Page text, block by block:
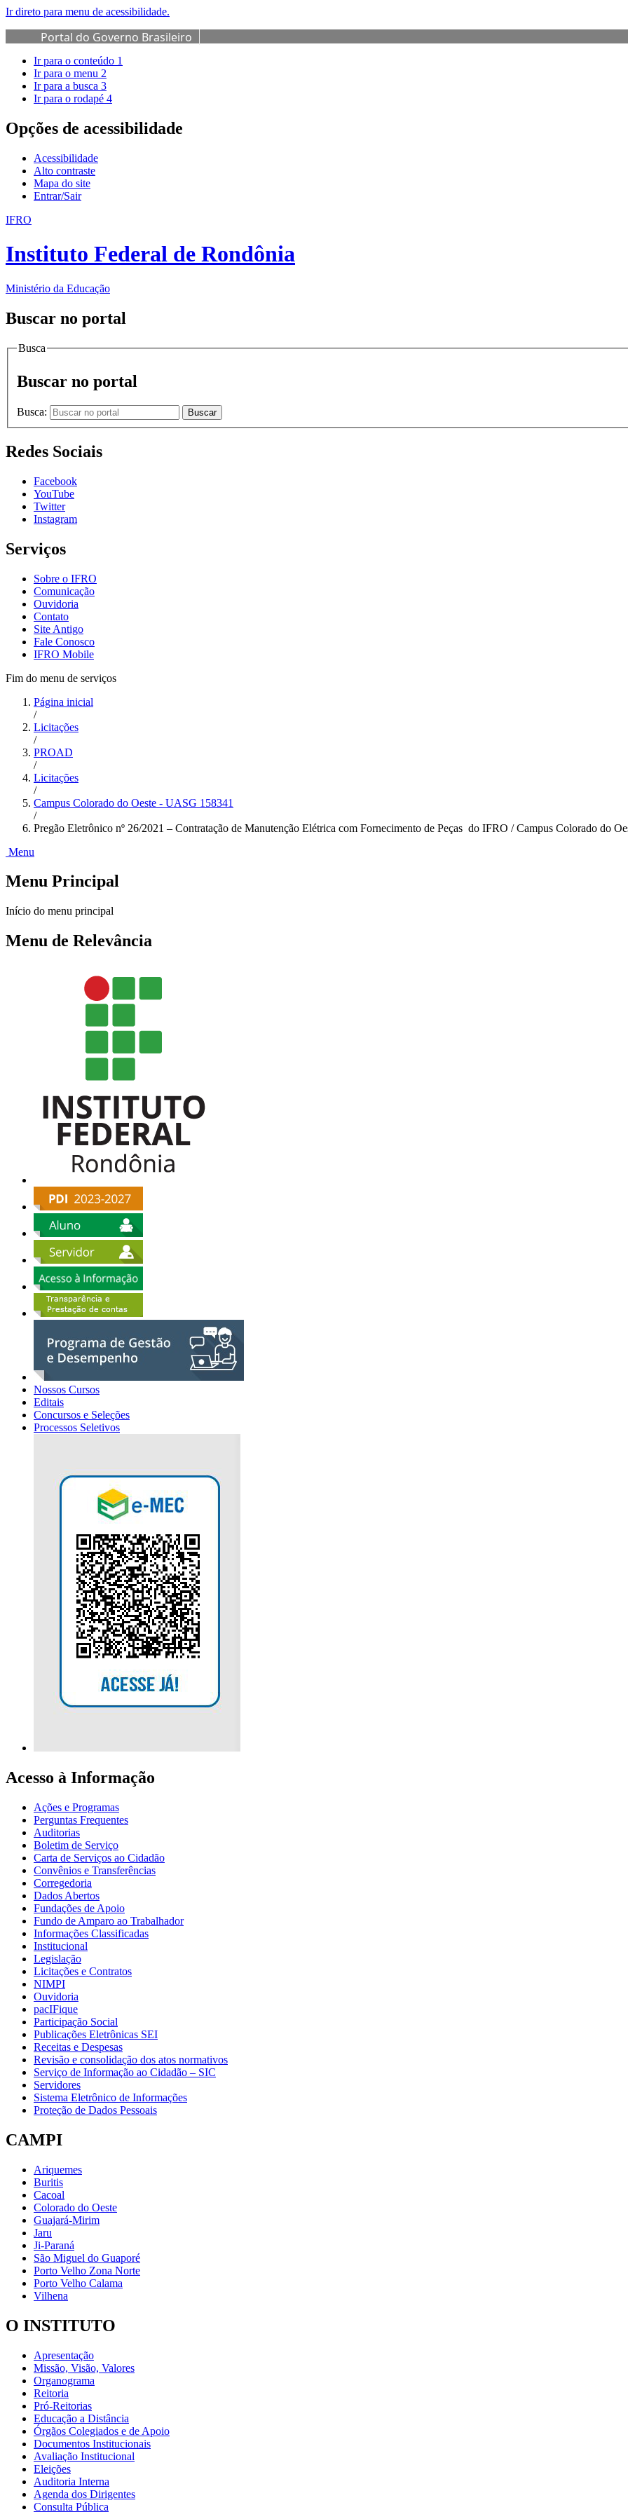
Ir direto para menu de acessibilidade.
Portal do Governo Brasileiro
Ir para o conteúdo 1
Ir para o menu 2
Ir para a busca 3
Ir para o rodapé 4
Opções de acessibilidade
Acessibilidade
Alto contraste
Mapa do site
Entrar/Sair
IFRO
Instituto Federal de Rondônia
Ministério da Educação
Buscar no portal
Busca
Buscar no portal
Busca: Buscar
Redes Sociais
Facebook
YouTube
Twitter
Instagram
Serviços
Sobre o IFRO
Comunicação
Ouvidoria
Contato
Site Antigo
Fale Conosco
IFRO Mobile
Fim do menu de serviços
Página inicial
/
Licitações
/
PROAD
/
Licitações
/
Campus Colorado do Oeste - UASG 158341
/
Pregão Eletrônico nº 26/2021 – Contratação de Manutenção Elétrica com Fornecimento de Peças do IFRO / Campus Colorado do
Menu
Menu Principal
Início do menu principal
Menu de Relevância
Nossos Cursos
Editais
Concursos e Seleções
Processos Seletivos
Acesso à Informação
Ações e Programas
Perguntas Frequentes
Auditorias
Boletim de Serviço
Carta de Serviços ao Cidadão
Convênios e Transferências
Corregedoria
Dados Abertos
Fundações de Apoio
Fundo de Amparo ao Trabalhador
Informações Classificadas
Institucional
Legislação
Licitações e Contratos
NIMPI
Ouvidoria
pacIFique
Participação Social
Publicações Eletrônicas SEI
Receitas e Despesas
Revisão e consolidação dos atos normativos
Serviço de Informação ao Cidadão – SIC
Servidores
Sistema Eletrônico de Informações
Proteção de Dados Pessoais
CAMPI
Ariquemes
Buritis
Cacoal
Colorado do Oeste
Guajará-Mirim
Jaru
Ji-Paraná
São Miguel do Guaporé
Porto Velho Zona Norte
Porto Velho Calama
Vilhena
O INSTITUTO
Apresentação
Missão, Visão, Valores
Organograma
Reitoria
Pró-Reitorias
Educação a Distância
Órgãos Colegiados e de Apoio
Documentos Institucionais
Avaliação Institucional
Eleições
Auditoria Interna
Agenda dos Dirigentes
Consulta Pública